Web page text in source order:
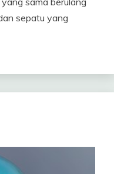
sepatu yang